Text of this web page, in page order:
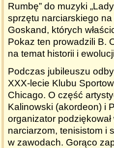
Rumbę” do muzyki
sprzętu narciarskiego
Goskand, których
Pokaz ten prowadzili B.
na temat historii i
Podczas jubileuszu
XXX-lecie Klubu
Chicago. O część
Kalinowski (akordeon) i
organizator
narciarzom, tenisistom i
w zawodach. Gorąco